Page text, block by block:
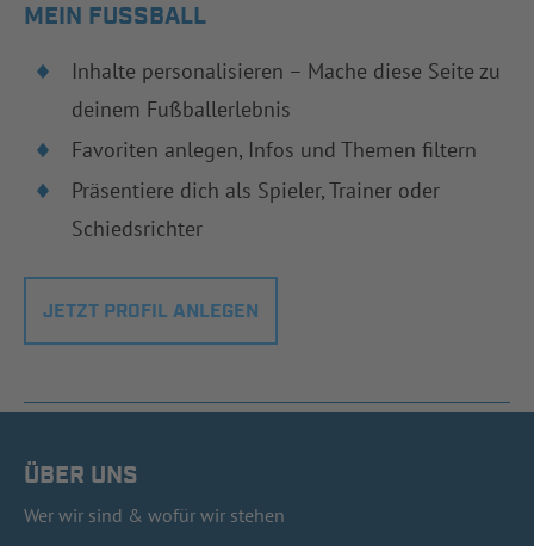
MEIN FUSSBALL
Inhalte personalisieren – Mache diese Seite zu
deinem Fußballerlebnis
Favoriten anlegen, Infos und Themen filtern
Präsentiere dich als Spieler, Trainer oder
Schiedsrichter
JETZT PROFIL ANLEGEN
ÜBER UNS
Wer wir sind & wofür wir stehen